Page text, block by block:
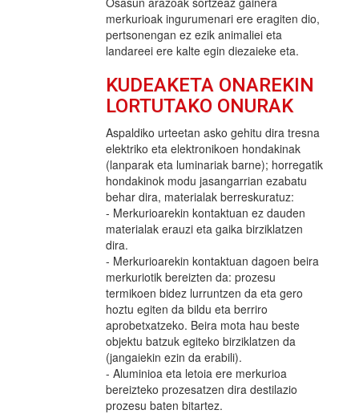
merkurioak ingurumenari ere eragiten dio,
pertsonengan ez ezik animaliei eta
landareei ere kalte egin diezaieke eta.
KUDEAKETA ONAREKIN
LORTUTAKO ONURAK
Aspaldiko urteetan asko gehitu dira tresna
elektriko eta elektronikoen hondakinak
(lanparak eta luminariak barne); horregatik
hondakinok modu jasangarrian ezabatu
behar dira, materialak berreskuratuz:
- Merkurioarekin kontaktuan ez dauden
materialak erauzi eta gaika birziklatzen
dira.
- Merkurioarekin kontaktuan dagoen beira
merkuriotik bereizten da: prozesu
termikoen bidez lurruntzen da eta gero
hoztu egiten da bildu eta berriro
aprobetxatzeko. Beira mota hau beste
objektu batzuk egiteko birziklatzen da
(jangaiekin ezin da erabili).
- Aluminioa eta letoia ere merkurioa
bereizteko prozesatzen dira destilazio
prozesu baten bitartez.